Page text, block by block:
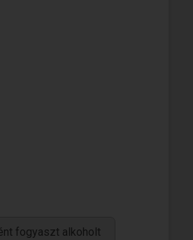
fogyaszt alkoholt